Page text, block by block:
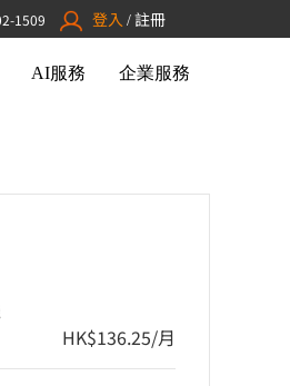
1509 登入 / 註冊
AI服務 企業服務
HK$136.25/月